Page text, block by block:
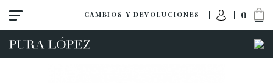
CAMBIOS Y DEVOLUCIONES 0